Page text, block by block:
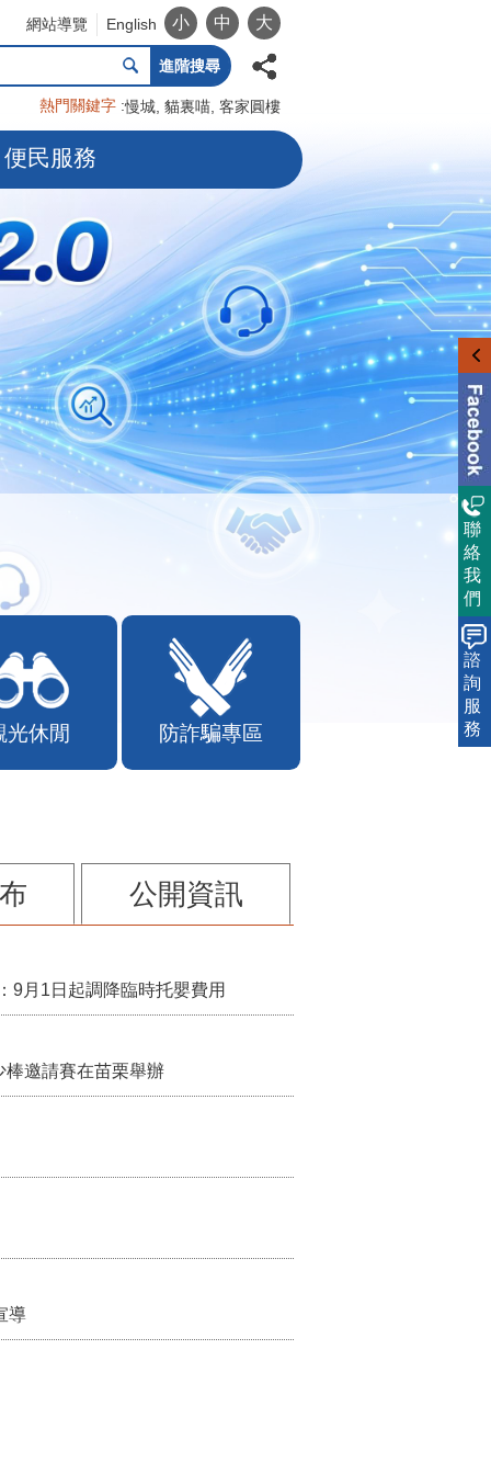
網站導覽 English 小 中 大
進階搜尋
熱門關鍵字 慢城 貓裏喵 客家圓樓
便民服務
光休閒 防詐騙專區
公開資訊
9月1日起調降臨時托嬰費用
邀請賽在苗栗舉辦
導
聯
絡
我
們
諮
詢
服
務